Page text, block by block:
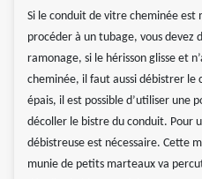
Si le conduit de vitre cheminée est
procéder à un tubage, vous devez
ramonage, si le hérisson glisse et
cheminée, il faut aussi débistrer le
épais, il est possible d’utiliser une
décoller le bistre du conduit. Pour
débistreuse est nécessaire. Cette
munie de petits marteaux va